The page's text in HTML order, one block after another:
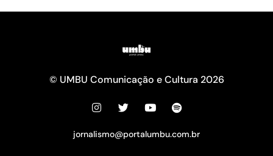
© UMBU Comunicação e Cultura 2026
jornalismo@portalumbu.com.br